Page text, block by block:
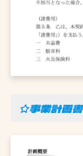
☆事業計画書